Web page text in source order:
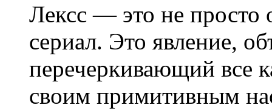
Лексс — это не просто
сериал. Это явление,
перечеркивающий все
своим примитивным